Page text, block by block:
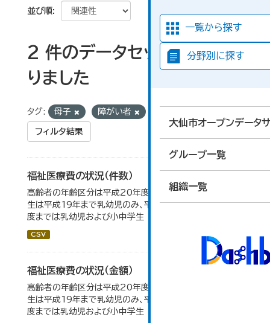
一覧から探す
分野別に探す
大仙市オープンデータ
グループ一覧
組織一覧
並び順
2 件のデータセットが見つか
りました
タグ: 母子 障がい者
フィルタ結果
福祉医療費の状況（件数）
高齢者の年齢区分は平成20年度から変更 乳幼児・小中高
生は平成19年まで乳幼児のみ、平成20年度から令和元年
度までは乳幼児および小中学生
CSV
福祉医療費の状況（金額）
高齢者の年齢区分は平成20年度から変更 乳幼児・小中高
生は平成19年まで乳幼児のみ、平成20年度から令和元年
度までは乳幼児および小中学生